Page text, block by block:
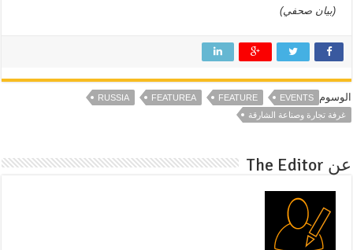
(بيان صحفي)
الوسوم EVENTS
FEATURE
FEATUREA
RUSSIA
غرفة تجارة وصناعة الشارقة
عن The Editor